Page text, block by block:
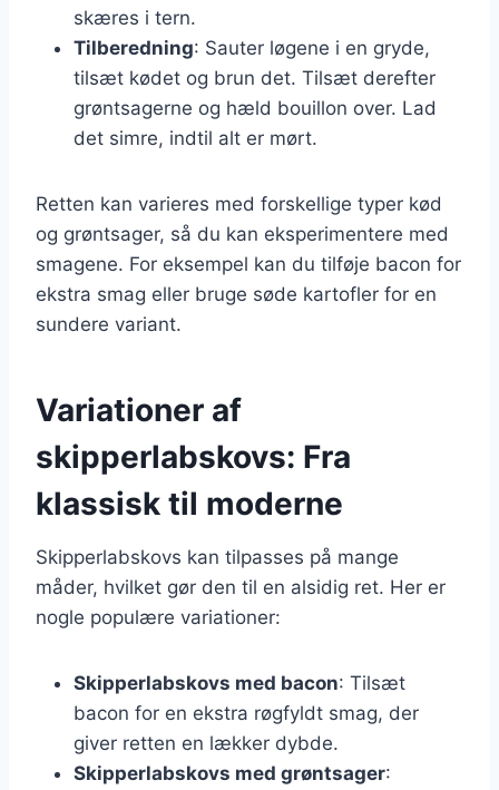
skæres i tern.
Tilberedning: Sauter løgene i en gryde,
tilsæt kødet og brun det. Tilsæt derefter
grøntsagerne og hæld bouillon over. Lad
det simre, indtil alt er mørt.
Retten kan varieres med forskellige typer kød
og grøntsager, så du kan eksperimentere med
smagene. For eksempel kan du tilføje bacon for
ekstra smag eller bruge søde kartofler for en
sundere variant.
Variationer af
skipperlabskovs: Fra
klassisk til moderne
Skipperlabskovs kan tilpasses på mange
måder, hvilket gør den til en alsidig ret. Her er
nogle populære variationer:
Skipperlabskovs med bacon: Tilsæt
bacon for en ekstra røgfyldt smag, der
giver retten en lækker dybde.
Skipperlabskovs med grøntsager: